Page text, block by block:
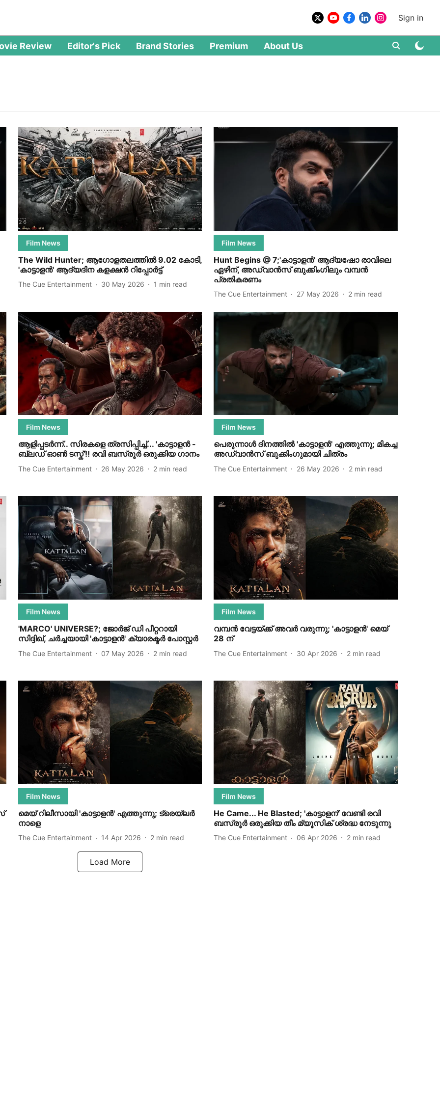
Sign in
Review Editor's Pick Brand Stories Premium About Us
Film News
The Wild Hunter; ആഗോളതലത്തിൽ 9.02 കോടി,
'കാട്ടാളൻ' ആദ്യദിന കളക്ഷൻ റിപ്പോർട്ട്
The Cue Entertainment 30 May 2026 1 min read
Film News
Hunt Begins @ 7;'കാട്ടാളൻ' ആദ്യഷോ രാവിലെ
ഏഴിന്, അഡ്വാൻസ് ബുക്കിംഗിലും വമ്പൻ
പ്രതികരണം
The Cue Entertainment 27 May 2026 2 min read
Film News
ആളിപ്പടർന്ന്.. സിരകളെ ത്രസിപ്പിച്ച്... 'കാട്ടാളൻ -
ബ്ലഡ് ഓൺ ടസ്ക്'!! രവി ബസ്രൂർ ഒരുക്കിയ ഗാനം
The Cue Entertainment 26 May 2026 2 min read
Film News
പെരുന്നാൾ ദിനത്തിൽ 'കാട്ടാളൻ' എത്തുന്നു; മികച്ച
അഡ്വാൻസ് ബുക്കിംഗുമായി ചിത്രം
The Cue Entertainment 26 May 2026 2 min read
Film News
'MARCO' UNIVERSE?; ജോർജ് ഡി പീറ്ററായി
സിദ്ദിഖ്, ചർച്ചയായി 'കാട്ടാളൻ' ക്യാരക്ടർ പോസ്റ്റർ
The Cue Entertainment 07 May 2026 2 min read
Film News
വമ്പൻ വേട്ടയ്ക്ക് അവർ വരുന്നു; 'കാട്ടാളൻ' മെയ്
28 ന്
The Cue Entertainment 30 Apr 2026 2 min read
Film News
മെയ് റിലീസായി 'കാട്ടാളൻ' എത്തുന്നു; ട്രെയ്‌ലർ
നാളെ
The Cue Entertainment 14 Apr 2026 2 min read
Film News
He Came... He Blasted; 'കാട്ടാളന്' വേണ്ടി രവി
ബസ്രൂർ ഒരുക്കിയ തീം മ്യൂസിക് ശ്രദ്ധ നേടുന്നു
The Cue Entertainment 06 Apr 2026 2 min read
Load More